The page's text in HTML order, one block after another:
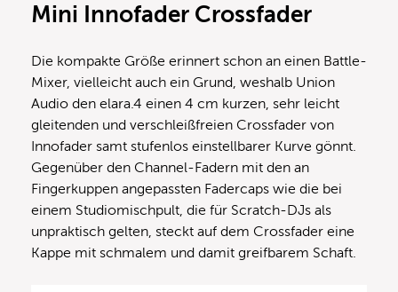
Mini Innofader Crossfader
Die kompakte Größe erinnert schon an einen Battle-
Mixer, vielleicht auch ein Grund, weshalb Union
Audio den elara.4 einen 4 cm kurzen, sehr leicht
gleitenden und verschleißfreien Crossfader von
Innofader samt stufenlos einstellbarer Kurve gönnt.
Gegenüber den Channel-Fadern mit den an
Fingerkuppen angepassten Fadercaps wie die bei
einem Studiomischpult, die für Scratch-DJs als
unpraktisch gelten, steckt auf dem Crossfader eine
Kappe mit schmalem und damit greifbarem Schaft.